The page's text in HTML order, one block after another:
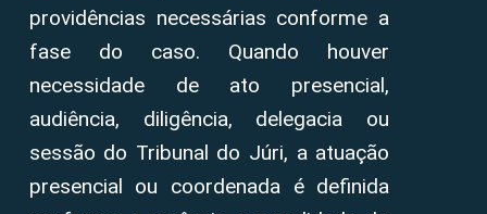
providências necessárias conforme a
fase do caso. Quando houver
necessidade de ato presencial,
audiência, diligência, delegacia ou
sessão do Tribunal do Júri, a atuação
presencial ou coordenada é definida